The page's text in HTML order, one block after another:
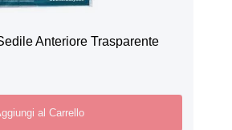
Anteriore Trasparente
al Carrello